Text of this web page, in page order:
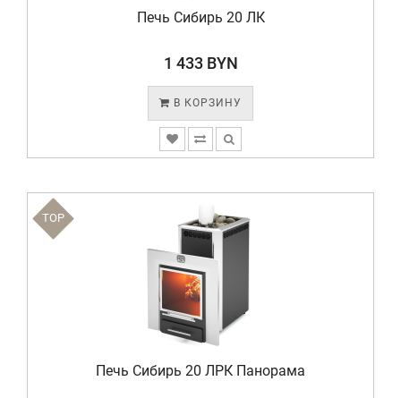
Печь Сибирь 20 ЛК
1 433 BYN
В КОРЗИНУ
TOP
Печь Сибирь 20 ЛРК Панорама